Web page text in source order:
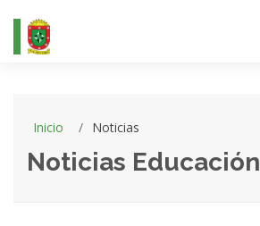
Inicio Noticias
Noticias Educación